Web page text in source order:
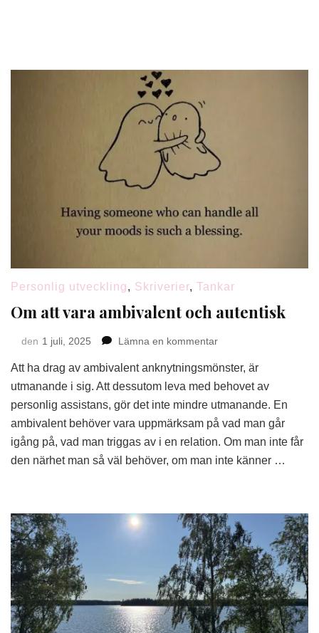
Personlig utveckling, Skriverier, Tankar
Om att vara ambivalent och autentisk
den 1 juli, 2025 Lämna en kommentarpå
att
vara
ambivalent
autentisk
Att ha drag av ambivalent anknytningsmönster, är
utmanande i sig. Att dessutom leva med behovet av
personlig assistans, gör det inte mindre utmanande. En
ambivalent behöver vara uppmärksam på vad man går
igång på, vad man triggas av i en relation. Om man inte får
den närhet man så väl behöver, om man inte känner …